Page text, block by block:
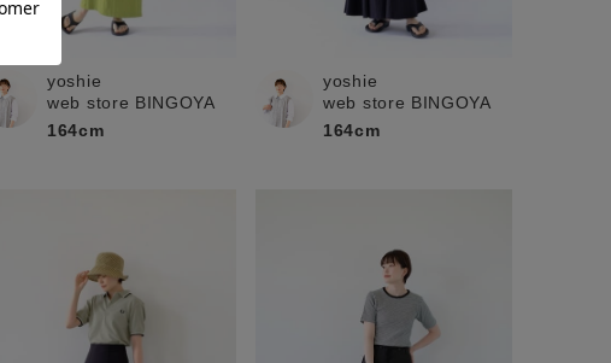
yoshie
web store BINGOYA
164cm
yoshie
web store BINGOYA
164cm